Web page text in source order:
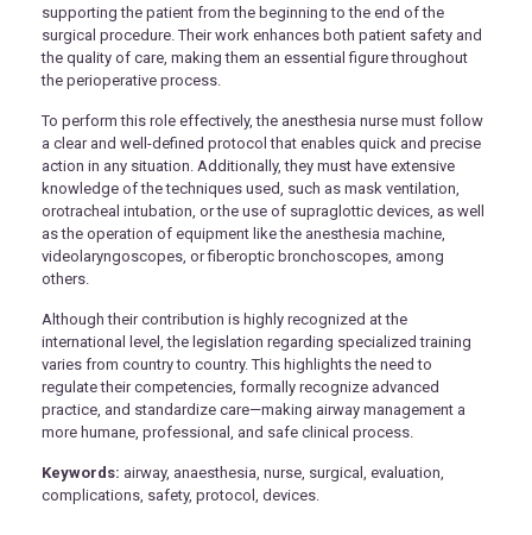
supporting the patient from the beginning to the end of the
surgical procedure. Their work enhances both patient safety and
the quality of care, making them an essential figure throughout
the perioperative process.
To perform this role effectively, the anesthesia nurse must follow
a clear and well-defined protocol that enables quick and precise
action in any situation. Additionally, they must have extensive
knowledge of the techniques used, such as mask ventilation,
orotracheal intubation, or the use of supraglottic devices, as well
as the operation of equipment like the anesthesia machine,
videolaryngoscopes, or fiberoptic bronchoscopes, among
others.
Although their contribution is highly recognized at the
international level, the legislation regarding specialized training
varies from country to country. This highlights the need to
regulate their competencies, formally recognize advanced
practice, and standardize care—making airway management a
more humane, professional, and safe clinical process.
Keywords: airway, anaesthesia, nurse, surgical, evaluation,
complications, safety, protocol, devices.